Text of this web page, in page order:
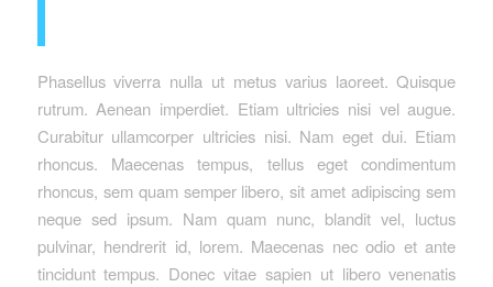
Phasellus viverra nulla ut metus varius laoreet. Quisque
rutrum. Aenean imperdiet. Etiam ultricies nisi vel augue.
Curabitur ullamcorper ultricies nisi. Nam eget dui. Etiam
rhoncus. Maecenas tempus, tellus eget condimentum
rhoncus, sem quam semper libero, sit amet adipiscing sem
neque sed ipsum. Nam quam nunc, blandit vel, luctus
pulvinar, hendrerit id, lorem. Maecenas nec odio et ante
tincidunt tempus. Donec vitae sapien ut libero venenatis